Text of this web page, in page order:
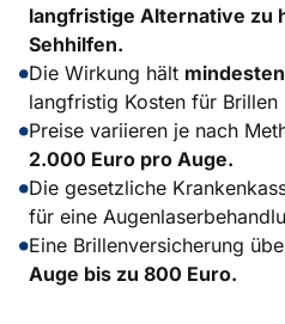
langfristige Alternative zu
Sehhilfen.
Die Wirkung hält
langfristig Kosten für Brillen
Preise variieren je nach
2.000 Euro pro Auge.
Die gesetzliche
für eine
Eine Brillenversicherung
Auge bis zu 800 Euro.